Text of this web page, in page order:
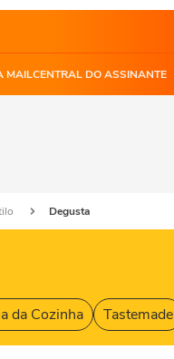
MAILCENTRAL DO ASSINANTE
Degusta
da Cozinha Tastemade